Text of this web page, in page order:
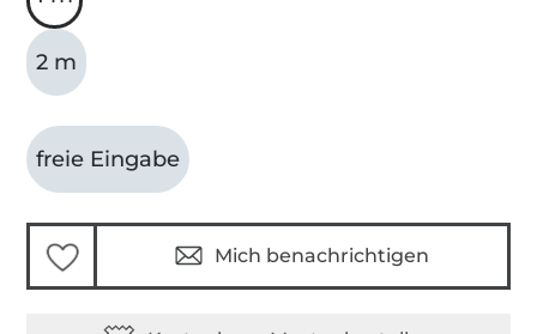
2 m
freie Eingabe
Mich benachrichtigen